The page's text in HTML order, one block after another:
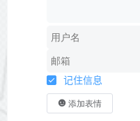
记住信息
添加表情